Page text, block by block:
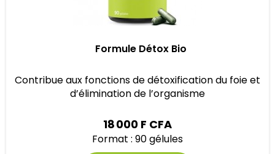
Formule Détox Bio
Contribue aux fonctions de détoxification du foie et
d’élimination de l’organisme
18 000 F CFA
Format : 90 gélules